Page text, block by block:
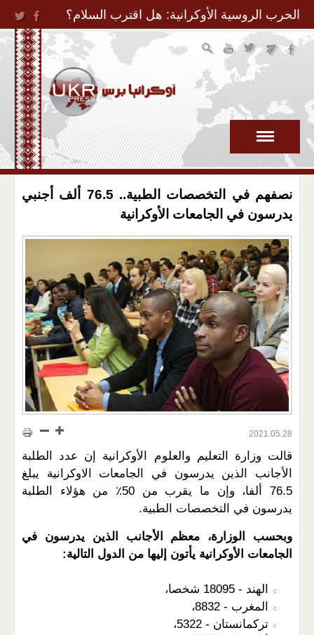
Jump to Navigation
الحرب الروسية الأوكرانية: هل اقترب السلام؟
نصفهم في التخصصات الطبية.. 76.5 ألف أجنبي
يدرسون في الجامعات الأوكرانية
2021.05.28
قالت وزارة التعليم والعلوم الأوكرانية إن عدد الطلبة
الأجانب الذين يدرسون في الجامعات الاوكرانية يبلغ
76.5 ألفا، وإن ما يقرب من 50٪ من هؤلاء الطلبة
يدرسون في التخصصات الطبية.
وبحسب الوزارة، معظم الأجانب الذين يدرسون في
الجامعات الأوكرانية يأتون إليها من الدول التالية:
الهند - 18095 شخصا،
المغرب - 8832،
تركمانستان - 5322،